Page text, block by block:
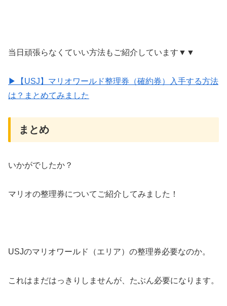
当日頑張らなくていい方法もご紹介しています▼▼
▶【USJ】マリオワールド整理券（確約券）入手する方法
は？まとめてみました
まとめ
いかがでしたか？
マリオの整理券についてご紹介してみました！
USJのマリオワールド（エリア）の整理券必要なのか。
これはまだはっきりしませんが、たぶん必要になります。